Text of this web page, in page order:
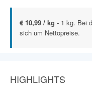
€ 10,99 / kg - 1 kg. Bei
sich um Nettopreise.
HIGHLIGHTS